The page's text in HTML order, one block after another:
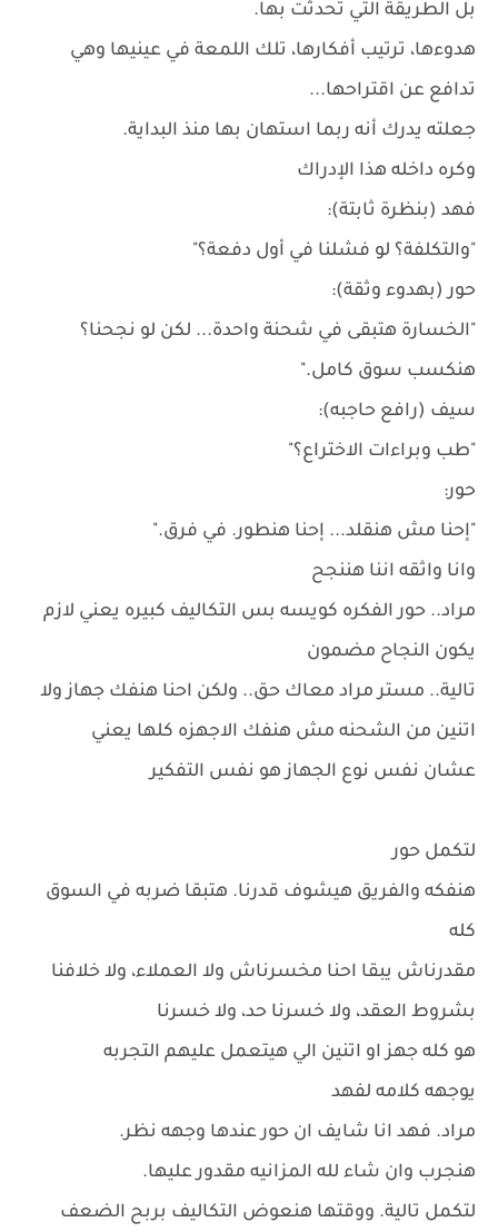
بل الطريقة التي تحدثت بها.
هدوءها، ترتيب أفكارها، تلك اللمعة في عينيها وهي
تدافع عن اقتراحها...
جعلته يدرك أنه ربما استهان بها منذ البداية.
وكره داخله هذا الإدراك
فهد (بنظرة ثابتة):
"والتكلفة؟ لو فشلنا في أول دفعة؟"
حور (بهدوء وثقة):
"الخسارة هتبقى في شحنة واحدة... لكن لو نجحنا؟
هنكسب سوق كامل."
سيف (رافع حاجبه):
"طب وبراءات الاختراع؟"
حور:
"إحنا مش هنقلد... إحنا هنطور. في فرق."
وانا واثقه اننا هننجح
مراد.. حور الفكره كويسه بس التكاليف كبيره يعني لازم
يكون النجاح مضمون
تالية.. مستر مراد معاك حق.. ولكن احنا هنفك جهاز ولا
اتنين من الشحنه مش هنفك الاجهزه كلها يعني
عشان نفس نوع الجهاز هو نفس التفكير
لتكمل حور
هنفكه والفريق هيشوف قدرنا. هتبقا ضربه في السوق
كله
مقدرناش يبقا احنا مخسرناش ولا العملاء، ولا خلافنا
بشروط العقد، ولا خسرنا حد، ولا خسرنا
هو كله جهز او اتنين الي هيتعمل عليهم التجربه
يوجهه كلامه لفهد
مراد. فهد انا شايف ان حور عندها وجهه نظر.
هنجرب وان شاء لله المزانيه مقدور عليها.
لتكمل تالية. ووقتها هنعوض التكاليف بربح الضعف